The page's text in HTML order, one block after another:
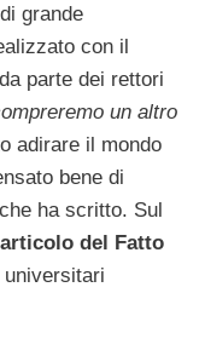
grande
con il
parte dei rettori
un altro
adirare il mondo
bene di
ha scritto. Sul
del Fatto